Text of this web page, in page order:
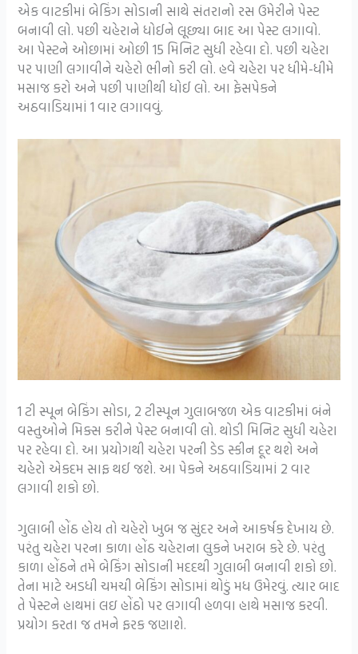
એક વાટકીમાં બેકિંગ સોડાની સાથે સંતરાનો રસ ઉમેરીને પેસ્ટ
બનાવી લો. પછી ચહેરાને ધોઈને લૂછ્યા બાદ આ પેસ્ટ લગાવો.
આ પેસ્ટને ઓછામાં ઓછી 15 મિનિટ સુધી રહેવા દો. પછી ચહેરા
પર પાણી લગાવીને ચહેરો ભીનો કરી લો. હવે ચહેરા પર ધીમે-ધીમે
મસાજ કરો અને પછી પાણીથી ધોઈ લો. આ ફેસપેકને
અઠવાડિયામાં 1 વાર લગાવવું.
1 ટી સ્પૂન બેકિંગ સોડા, 2 ટીસ્પૂન ગુલાબજળ એક વાટકીમાં બંને
વસ્તુઓને મિક્સ કરીને પેસ્ટ બનાવી લો. થોડી મિનિટ સુધી ચહેરા
પર રહેવા દો. આ પ્રયોગથી ચહેરા પરની ડેડ સ્કીન દૂર થશે અને
ચહેરો એકદમ સાફ થઈ જશે. આ પેકને અઠવાડિયામાં 2 વાર
લગાવી શકો છો.
ગુલાબી હોંઠ હોય તો ચહેરો ખુબ જ સુંદર અને આકર્ષક દેખાય છે.
પરંતુ ચહેરા પરના કાળા હોંઠ ચહેરાના લુકને ખરાબ કરે છે. પરંતુ
કાળા હોંઠને તમે બેકિંગ સોડાની મદદથી ગુલાબી બનાવી શકો છો.
તેના માટે અડધી ચમચી બેકિંગ સોડામાં થોડું મધ ઉમેરવું. ત્યાર બાદ
તે પેસ્ટને હાથમાં લઇ હોંઠો પર લગાવી હળવા હાથે મસાજ કરવી.
પ્રયોગ કરતા જ તમને ફરક જણાશે.